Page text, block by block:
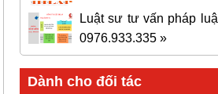
Luật sư tư vấn pháp
0976.933.335 »
Dành cho đối tác